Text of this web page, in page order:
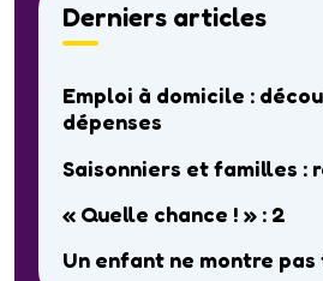
Derniers articles
Emploi à domicile :
dépenses
Saisonniers et familles :
« Quelle chance ! » : 2
Un enfant ne montre